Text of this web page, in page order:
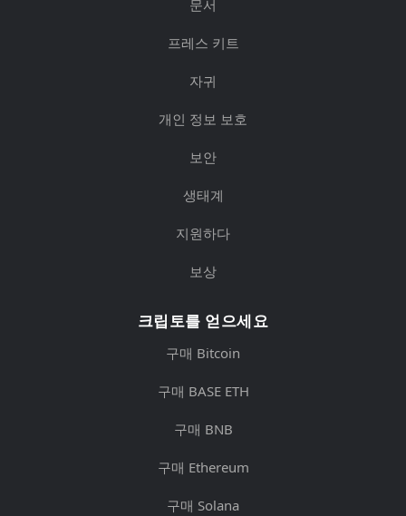
문서
프레스 키트
자귀
개인 정보 보호
보안
생태계
지원하다
보상
크립토를 얻으세요
구매 Bitcoin
구매 BASE ETH
구매 BNB
구매 Ethereum
구매 Solana